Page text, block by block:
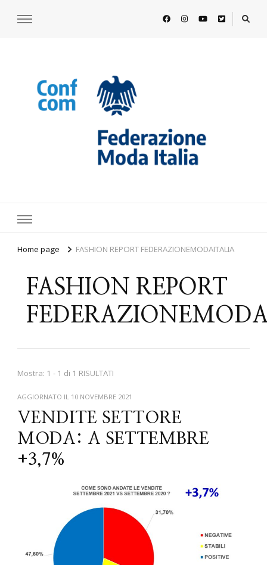
Home page FASHION REPORT FEDERAZIONEMODAITALIA
FASHION REPORT
Mostra: 1 - 1 di 1 RISULTATI
AGGIORNATO IL 10 NOVEMBRE 2021
VENDITE SETTORE
MODA: A SETTEMBRE
+3,7%